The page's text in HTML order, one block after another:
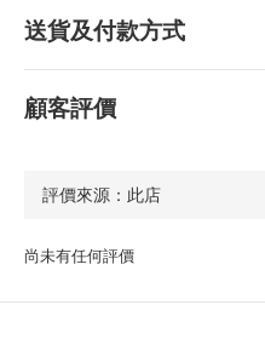
送貨及付款方式
顧客評價
尚未有任何評價